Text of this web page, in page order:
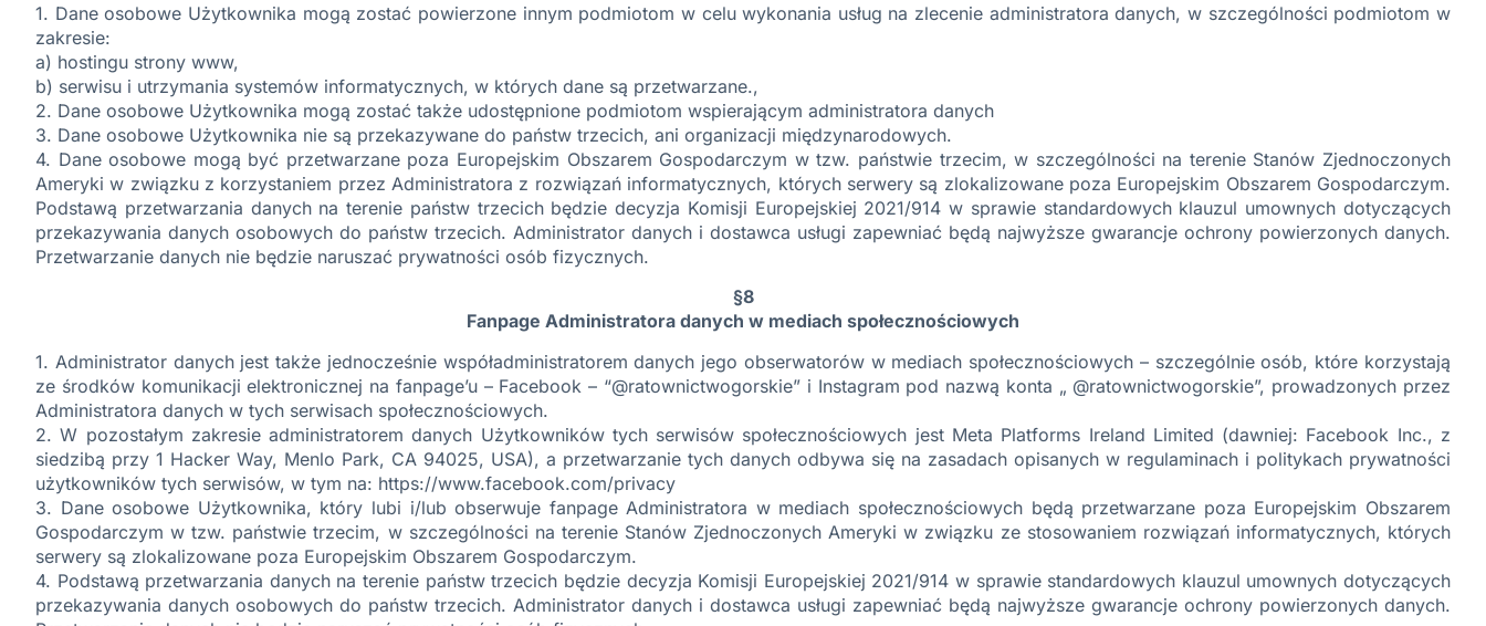
1. Dane osobowe Użytkownika mogą zostać powierzone innym podmiotom w celu wykonania usług na zlecenie administratora danych, w szczególności podmiotom w
zakresie:
a) hostingu strony www,
b) serwisu i utrzymania systemów informatycznych, w których dane są przetwarzane.,
2. Dane osobowe Użytkownika mogą zostać także udostępnione podmiotom wspierającym administratora danych
3. Dane osobowe Użytkownika nie są przekazywane do państw trzecich, ani organizacji międzynarodowych.
4. Dane osobowe mogą być przetwarzane poza Europejskim Obszarem Gospodarczym w tzw. państwie trzecim, w szczególności na terenie Stanów Zjednoczonych
Ameryki w związku z korzystaniem przez Administratora z rozwiązań informatycznych, których serwery są zlokalizowane poza Europejskim Obszarem Gospodarczym.
Podstawą przetwarzania danych na terenie państw trzecich będzie decyzja Komisji Europejskiej 2021/914 w sprawie standardowych klauzul umownych dotyczących
przekazywania danych osobowych do państw trzecich. Administrator danych i dostawca usługi zapewniać będą najwyższe gwarancje ochrony powierzonych danych.
Przetwarzanie danych nie będzie naruszać prywatności osób fizycznych.
§8
Fanpage Administratora danych w mediach społecznościowych
1. Administrator danych jest także jednocześnie współadministratorem danych jego obserwatorów w mediach społecznościowych – szczególnie osób, które korzystają
ze środków komunikacji elektronicznej na fanpage’u – Facebook – “@ratownictwogorskie” i Instagram pod nazwą konta „ @ratownictwogorskie”, prowadzonych przez
Administratora danych w tych serwisach społecznościowych.
2. W pozostałym zakresie administratorem danych Użytkowników tych serwisów społecznościowych jest Meta Platforms Ireland Limited (dawniej: Facebook Inc., z
siedzibą przy 1 Hacker Way, Menlo Park, CA 94025, USA), a przetwarzanie tych danych odbywa się na zasadach opisanych w regulaminach i politykach prywatności
użytkowników tych serwisów, w tym na: https://www.facebook.com/privacy
3. Dane osobowe Użytkownika, który lubi i/lub obserwuje fanpage Administratora w mediach społecznościowych będą przetwarzane poza Europejskim Obszarem
Gospodarczym w tzw. państwie trzecim, w szczególności na terenie Stanów Zjednoczonych Ameryki w związku ze stosowaniem rozwiązań informatycznych, których
serwery są zlokalizowane poza Europejskim Obszarem Gospodarczym.
4. Podstawą przetwarzania danych na terenie państw trzecich będzie decyzja Komisji Europejskiej 2021/914 w sprawie standardowych klauzul umownych dotyczących
przekazywania danych osobowych do państw trzecich. Administrator danych i dostawca usługi zapewniać będą najwyższe gwarancje ochrony powierzonych danych.